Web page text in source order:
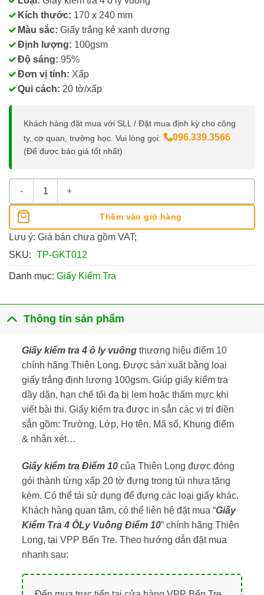
Kích thước: 170 x 240 mm
Màu sắc: Giấy trắng kẻ xanh dương
Định lượng: 100gsm
Độ sáng: 95%
Đơn vị tính: Xấp
Qui cách: 20 tờ/xấp
Khách hàng đặt mua với SLL / Đặt mua định kỳ cho công
ty, cơ quan, trường học. Vui lòng gọi:
096.339.3566
(Để được báo giá tốt nhất)
Giấy Kiểm Tra 4 Ô Ly Vuông Điểm 10 số lượng
Thêm vào giỏ hàng
Lưu ý: Giá bán chưa gồm VAT;
SKU: TP-GKT012
Danh mục: Giấy Kiểm Tra
Thông tin sản phẩm
Giấy kiểm tra 4 ô ly vuôngthương hiệu điểm 10
chính hãng Thiên Long. Được sản xuất bằng loại
giấy trắng định lượng 100gsm. Giúp giấy kiểm tra
dầy dặn, hạn chế tối đa bị lem hoặc thấm mực khi
viết bài thi. Giấy kiểm tra được in sẳn các vị trí điền
sẳn gồm: Trường, Lớp, Họ tên, Mã số, Khung điểm
& nhận xét…
Giấy kiểm tra Điểm 10của Thiên Long được đóng
gói thành từng xấp 20 tờ đựng trong túi nhựa tặng
kèm. Có thể tái sử dụng để đựng các loại giấy khác.
Khách hàng quan tâm, có thể liên hệ đặt mua “Giấy
Kiểm Tra 4 ÔLy Vuông Điểm 10” chính hãng Thiên
Long, tại VPP Bến Tre. Theo hướng dẫn đặt mua
nhanh sau: